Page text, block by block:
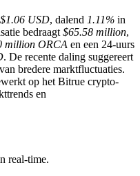
$1.06 USD, dalend 1.11% in
bedraagt $65.58 million,
million ORCA en een 24-uurs
. De recente daling suggereert
bredere marktfluctuaties.
op het Bitrue crypto-
en
real-time.